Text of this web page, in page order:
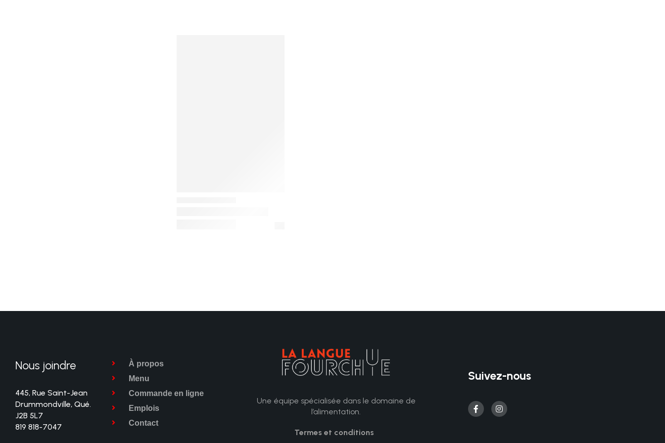
Nous joindre
445, Rue Saint-Jean
Drummondville, Qué.
J2B 5L7
819 818-7047
À propos
Menu
Commande en ligne
Emplois
Contact
Une équipe spécialisée dans le domaine de
l’alimentation.
Termes et conditions
Suivez-nous